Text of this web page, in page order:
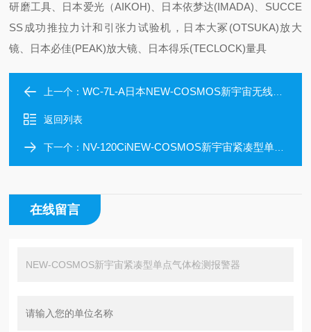
研磨工具、日本爱光（AIKOH)、日本依梦达(IMADA)、SUCCE
SS成功推拉力计和引张力试验机，日本大冢(OTSUKA)放大
镜、日本必佳(PEAK)放大镜、日本得乐(TECLOCK)量具
上一个：WC-7L-A日本NEW-COSMOS新宇宙无线电转换器
返回列表
下一个： NV-120CiNEW-COSMOS新宇宙紧凑型单点气体检测报警器
在线留言